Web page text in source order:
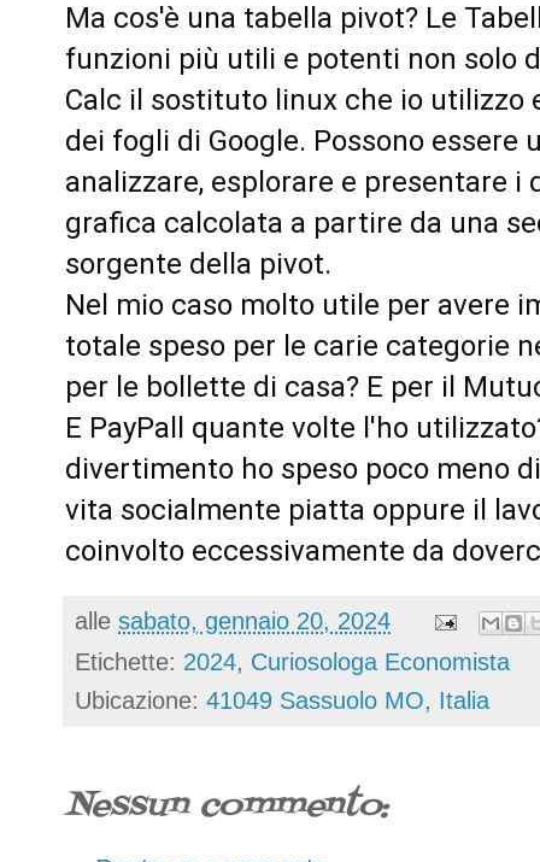
Ma cos'è una tabella pivot? Le
funzioni più utili e potenti non solo
Calc il sostituto linux che io utilizzo
dei fogli di Google. Possono
analizzare, esplorare e presentare i
grafica calcolata a partire da una
sorgente della pivot.
Nel mio caso molto utile per avere
totale speso per le carie categorie
per le bollette di casa? E per il
E PayPall quante volte l'ho
divertimento ho speso poco meno
vita socialmente piatta oppure il
coinvolto eccessivamente da
alle sabato, gennaio 20, 2024
Etichette: 2024, Curiosologa Economista
Ubicazione: 41049 Sassuolo MO, Italia
Nessun commento: